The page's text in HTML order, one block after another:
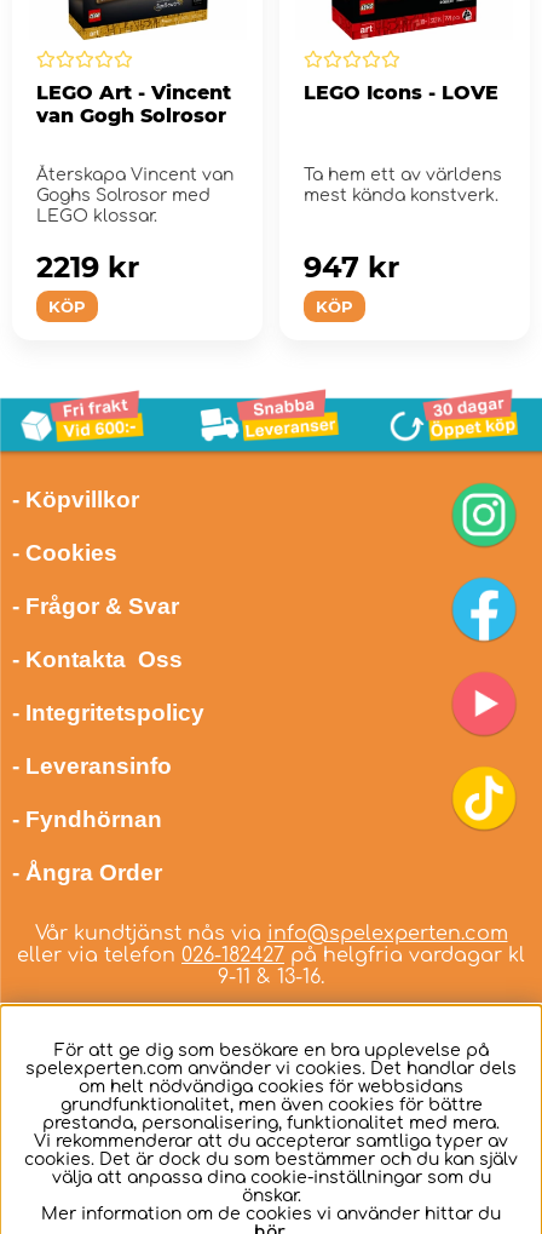
LEGO Art - Vincent
van Gogh Solrosor
Återskapa Vincent van
Goghs Solrosor med
LEGO klossar.
KÖP
2219 kr
LEGO Icons - LOVE
Ta hem ett av världens
mest kända konstverk.
KÖP
947 kr
- Köpvillkor
- Cookies
- Frågor & Svar
- Kontakta Oss
- Integritetspolicy
- Leveransinfo
- Fyndhörnan
- Ångra Order
Vår kundtjänst nås via info@spelexperten.com
eller via telefon 026-182427 på helgfria vardagar kl
9-11 & 13-16.
Svenska
För att ge dig som besökare en bra upplevelse på
spelexperten.com använder vi cookies. Det handlar dels
om helt nödvändiga cookies för webbsidans
grundfunktionalitet, men även cookies för bättre
prestanda, personalisering, funktionalitet med mera.
Vi rekommenderar att du accepterar samtliga typer av
cookies. Det är dock du som bestämmer och du kan själv
välja att anpassa dina cookie-inställningar som du
önskar.
Mer information om de cookies vi använder hittar du